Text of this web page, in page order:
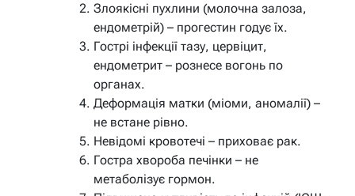
Злоякісні пухлини (молочна залоза,
ендометрій) – прогестин годує їх.
Гострі інфекції тазу, цервіцит,
ендометрит – рознесе вогонь по
органах.
Деформація матки (міоми, аномалії) –
не встане рівно.
Невідомі кровотечі – приховає рак.
Гостра хвороба печінки – не
метаболізує гормон.